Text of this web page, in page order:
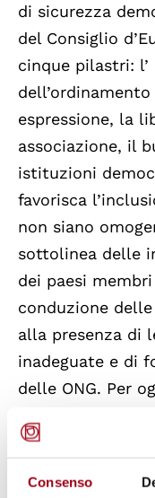
Consenso
di sicurezza
del Consiglio
cinque pilastri:
espressione, la
associazione, il
istituzioni
favorisca
non siano
sottolinea delle
dei paesi
conduzione
alla presenza di
inadeguate e di
delle ONG. Per
le azioni